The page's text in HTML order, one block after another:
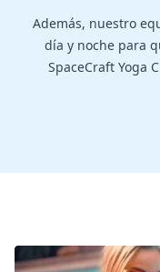
Además, nuestro
día y noche para
SpaceCraft Yoga